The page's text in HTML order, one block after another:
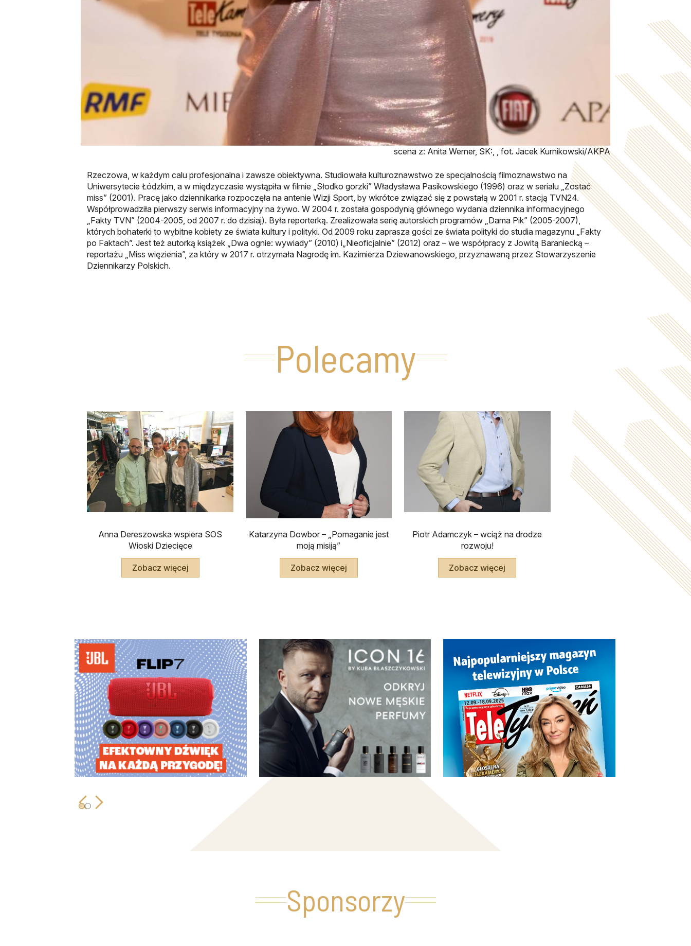
scena z: Anita Werner, SK:, , fot. Jacek Kurnikowski/AKPA
Rzeczowa, w każdym calu profesjonalna i zawsze obiektywna. Studiowała kulturoznawstwo ze specjalnością filmoznawstwo na
Uniwersytecie Łódzkim, a w międzyczasie wystąpiła w filmie „Słodko gorzki” Władysława Pasikowskiego (1996) oraz w serialu „Zostać
miss” (2001). Pracę jako dziennikarka rozpoczęła na antenie Wizji Sport, by wkrótce związać się z powstałą w 2001 r. stacją TVN24.
Współprowadziła pierwszy serwis informacyjny na żywo. W 2004 r. została gospodynią głównego wydania dziennika informacyjnego
„Fakty TVN” (2004-2005, od 2007 r. do dzisiaj). Była reporterką. Zrealizowała serię autorskich programów „Dama Pik” (2005-2007),
których bohaterki to wybitne kobiety ze świata kultury i polityki. Od 2009 roku zaprasza gości ze świata polityki do studia magazynu „Fakty
po Faktach”. Jest też autorką książek „Dwa ognie: wywiady” (2010) i„Nieoficjalnie” (2012) oraz – we współpracy z Jowitą Baraniecką –
reportażu „Miss więzienia”, za który w 2017 r. otrzymała Nagrodę im. Kazimierza Dziewanowskiego, przyznawaną przez Stowarzyszenie
Dziennikarzy Polskich.
Polecamy
Anna Dereszowska wspiera SOS
Wioski Dziecięce
Zobacz więcej
Katarzyna Dowbor – „Pomaganie jest
moją misiją”
Zobacz więcej
Piotr Adamczyk – wciąż na drodze
rozwoju!
Zobacz więcej
Sponsorzy